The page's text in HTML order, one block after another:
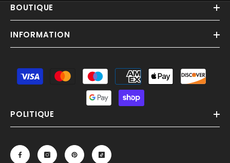
BOUTIQUE
INFORMATION
Moyens
de
POLITIQUE